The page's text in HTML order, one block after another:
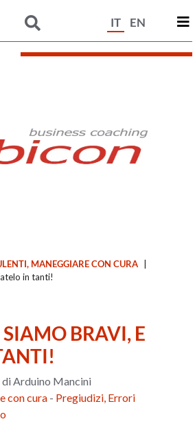
IT EN
MANEGGIARE CON CURA
in tanti!
BRAVI, E
di Arduino Mancini
con cura - Pregiudizi, Errori